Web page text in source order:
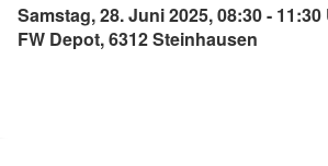
Samstag, 28. Juni 2025, 08:30 - 11:30
FW Depot, 6312 Steinhausen